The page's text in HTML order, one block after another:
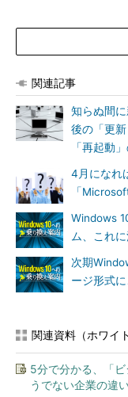
関連記事
知らぬ間
後の「更
「再起動
4月になれ
「
Windows
ム、これ
次期
ージ形式
関連資料（ホワイ
5分で分かる、「
うでない企業の違